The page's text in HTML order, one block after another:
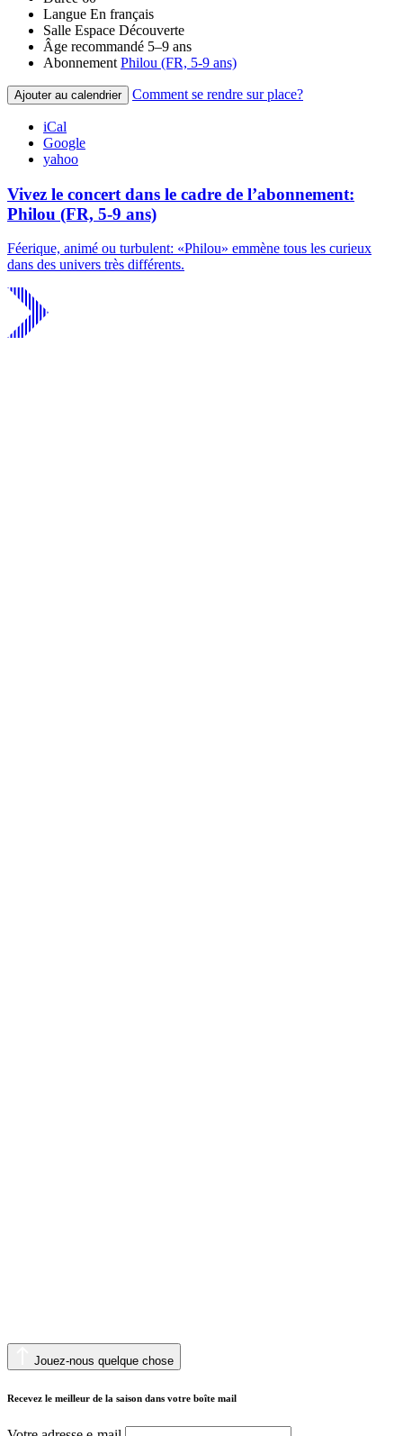
Langue En français
Salle Espace Découverte
Âge recommandé 5–9 ans
Abonnement Philou (FR, 5-9 ans)
Ajouter au calendrier Comment se rendre sur place?
iCal
Google
yahoo
Vivez le concert dans le cadre de l’abonnement:
Philou (FR, 5-9 ans)
Féerique, animé ou turbulent: «Philou» emmène tous les curieux
dans des univers très différents.
Jouez-nous quelque chose
Recevez le meilleur de la saison dans votre boîte mail